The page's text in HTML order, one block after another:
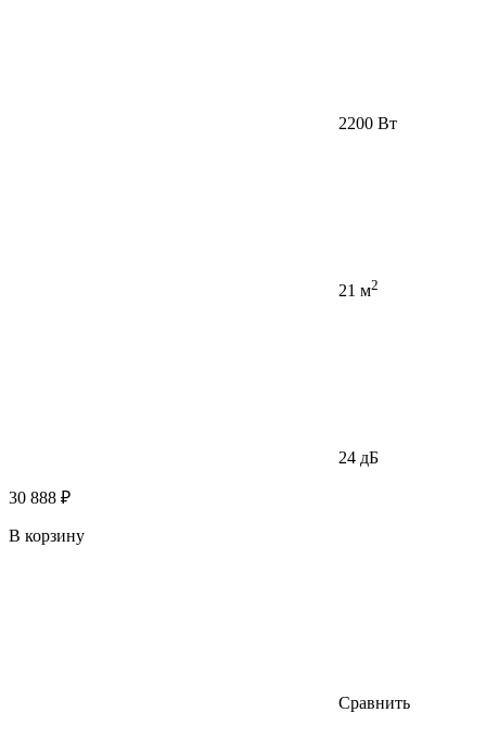
2200 Вт
21 м2
24 дБ
30 888 ₽
В корзину
Сравнить